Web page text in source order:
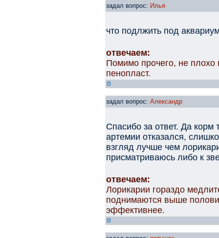
задал вопрос: Илья
что подлжить под
отвечаем:
Помимо прочего, не плохо
пенопласт.
задал вопрос: Александр
Спасибо за ответ. Да
артемии отказался,
взгляд лучше чем
присматриваюсь либо к
отвечаем:
Лорикарии гораздо
поднимаются выше
эффективнее.